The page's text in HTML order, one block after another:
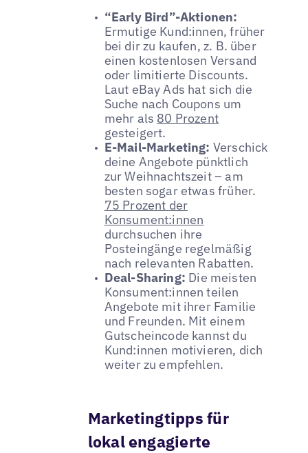
“Early Bird”-Aktionen:
Ermutige Kund:innen, früher
bei dir zu kaufen, z. B. über
einen kostenlosen Versand
oder limitierte Discounts.
Laut eBay Ads hat sich die
Suche nach Coupons um
mehr als 80 Prozent
gesteigert.
E-Mail-Marketing: Verschick
deine Angebote pünktlich
zur Weihnachtszeit – am
besten sogar etwas früher.
75 Prozent der
Konsument:innen
durchsuchen ihre
Posteingänge regelmäßig
nach relevanten Rabatten.
Deal-Sharing: Die meisten
Konsument:innen teilen
Angebote mit ihrer Familie
und Freunden. Mit einem
Gutscheincode kannst du
Kund:innen motivieren, dich
weiter zu empfehlen.
Marketingtipps für
lokal engagierte